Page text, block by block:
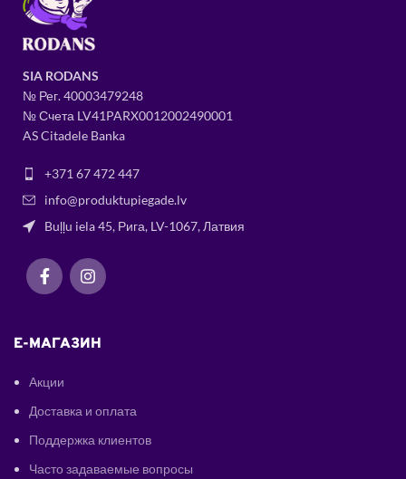
SIA RODANS
№ Рег.40003479248
№ Счета LV41PARX0012002490001
AS Citadele Banka
+371 67 472 447
info@produktupiegade.lv
Buļļu iela 45, Рига, LV-1067, Латвия
E-МАГАЗИН
Акции
Доставка и оплата
Поддержка клиентов
Часто задаваемые вопросы